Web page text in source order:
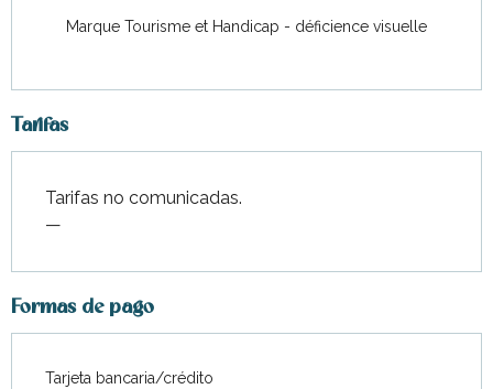
Marque Tourisme et Handicap - déficience visuelle
Tarifas
Tarifas no comunicadas.
—
Formas de pago
Tarjeta bancaria/crédito